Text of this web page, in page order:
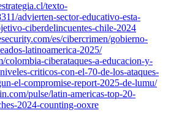
texto-
advierten-sector-educativo-esta-
ciberdelincuentes-chile-2024
es/cibercrimen/gobierno-
latinoamerica-2025/
colombia-ciberataques-a-educacion-y-
criticos-con-el-70-de-los-ataques-
el-compromise-report-2025-de-lumu/
pulse/latin-americas-top-20-
2024-counting-ooxre